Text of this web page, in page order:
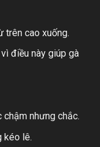
trên cao xuống.
điều này giúp gà
nhưng chắc.
kéo lê.